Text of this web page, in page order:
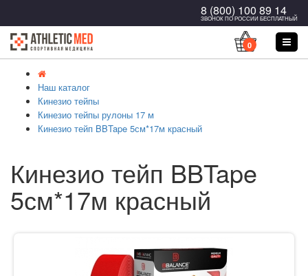
8 (800) 100 89 14
ЗВОНОК ПО РОССИИ БЕСПЛАТНЫЙ
0
Наш каталог
Кинезио тейпы
Кинезио тейпы рулоны 17 м
Кинезио тейп BBTape 5см*17м красный
Кинезио тейп BBTape
5см*17м красный